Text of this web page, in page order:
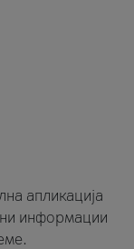
апликација
информации